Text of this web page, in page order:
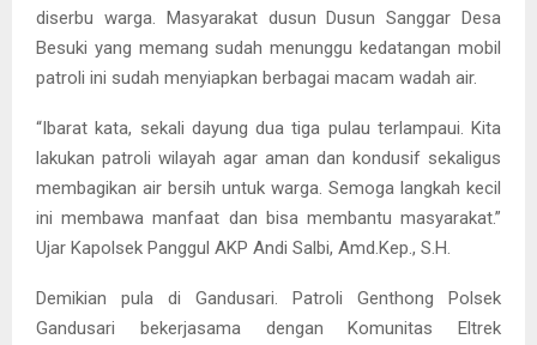
diserbu warga. Masyarakat dusun Dusun Sanggar Desa
Besuki yang memang sudah menunggu kedatangan mobil
patroli ini sudah menyiapkan berbagai macam wadah air.
“Ibarat kata, sekali dayung dua tiga pulau terlampaui. Kita
lakukan patroli wilayah agar aman dan kondusif sekaligus
membagikan air bersih untuk warga. Semoga langkah kecil
ini membawa manfaat dan bisa membantu masyarakat.”
Ujar Kapolsek Panggul AKP Andi Salbi, Amd.Kep., S.H.
Demikian pula di Gandusari. Patroli Genthong Polsek
Gandusari bekerjasama dengan Komunitas Eltrek